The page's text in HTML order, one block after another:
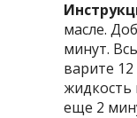
масле.
минут.
варите
жидкость
еще 2